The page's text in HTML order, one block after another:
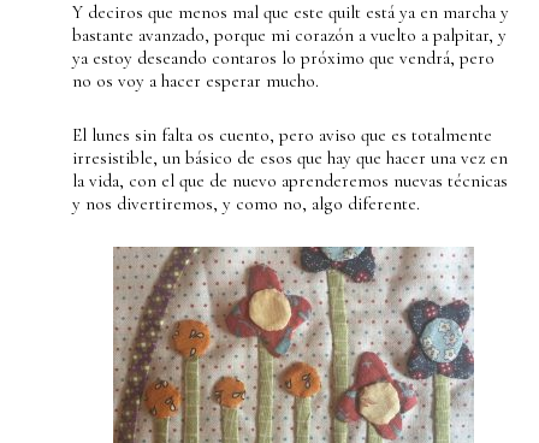
Y deciros que menos mal que este quilt está ya en marcha y
bastante avanzado, porque mi corazón a vuelto a palpitar, y
ya estoy deseando contaros lo próximo que vendrá, pero
no os voy a hacer esperar mucho.
El lunes sin falta os cuento, pero aviso que es totalmente
irresistible, un básico de esos que hay que hacer una vez en
la vida, con el que de nuevo aprenderemos nuevas técnicas
y nos divertiremos, y como no, algo diferente.